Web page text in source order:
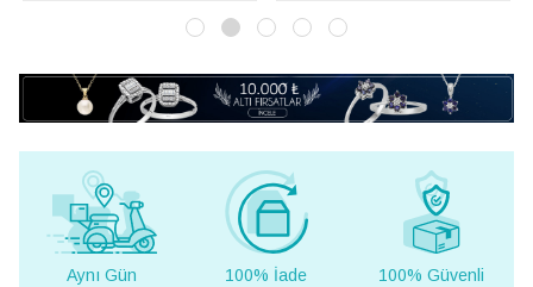
100% İade
100% Güvenli
Yurt